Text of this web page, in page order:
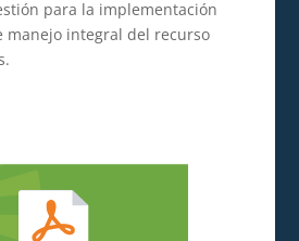
para la implementación
manejo integral del recurso